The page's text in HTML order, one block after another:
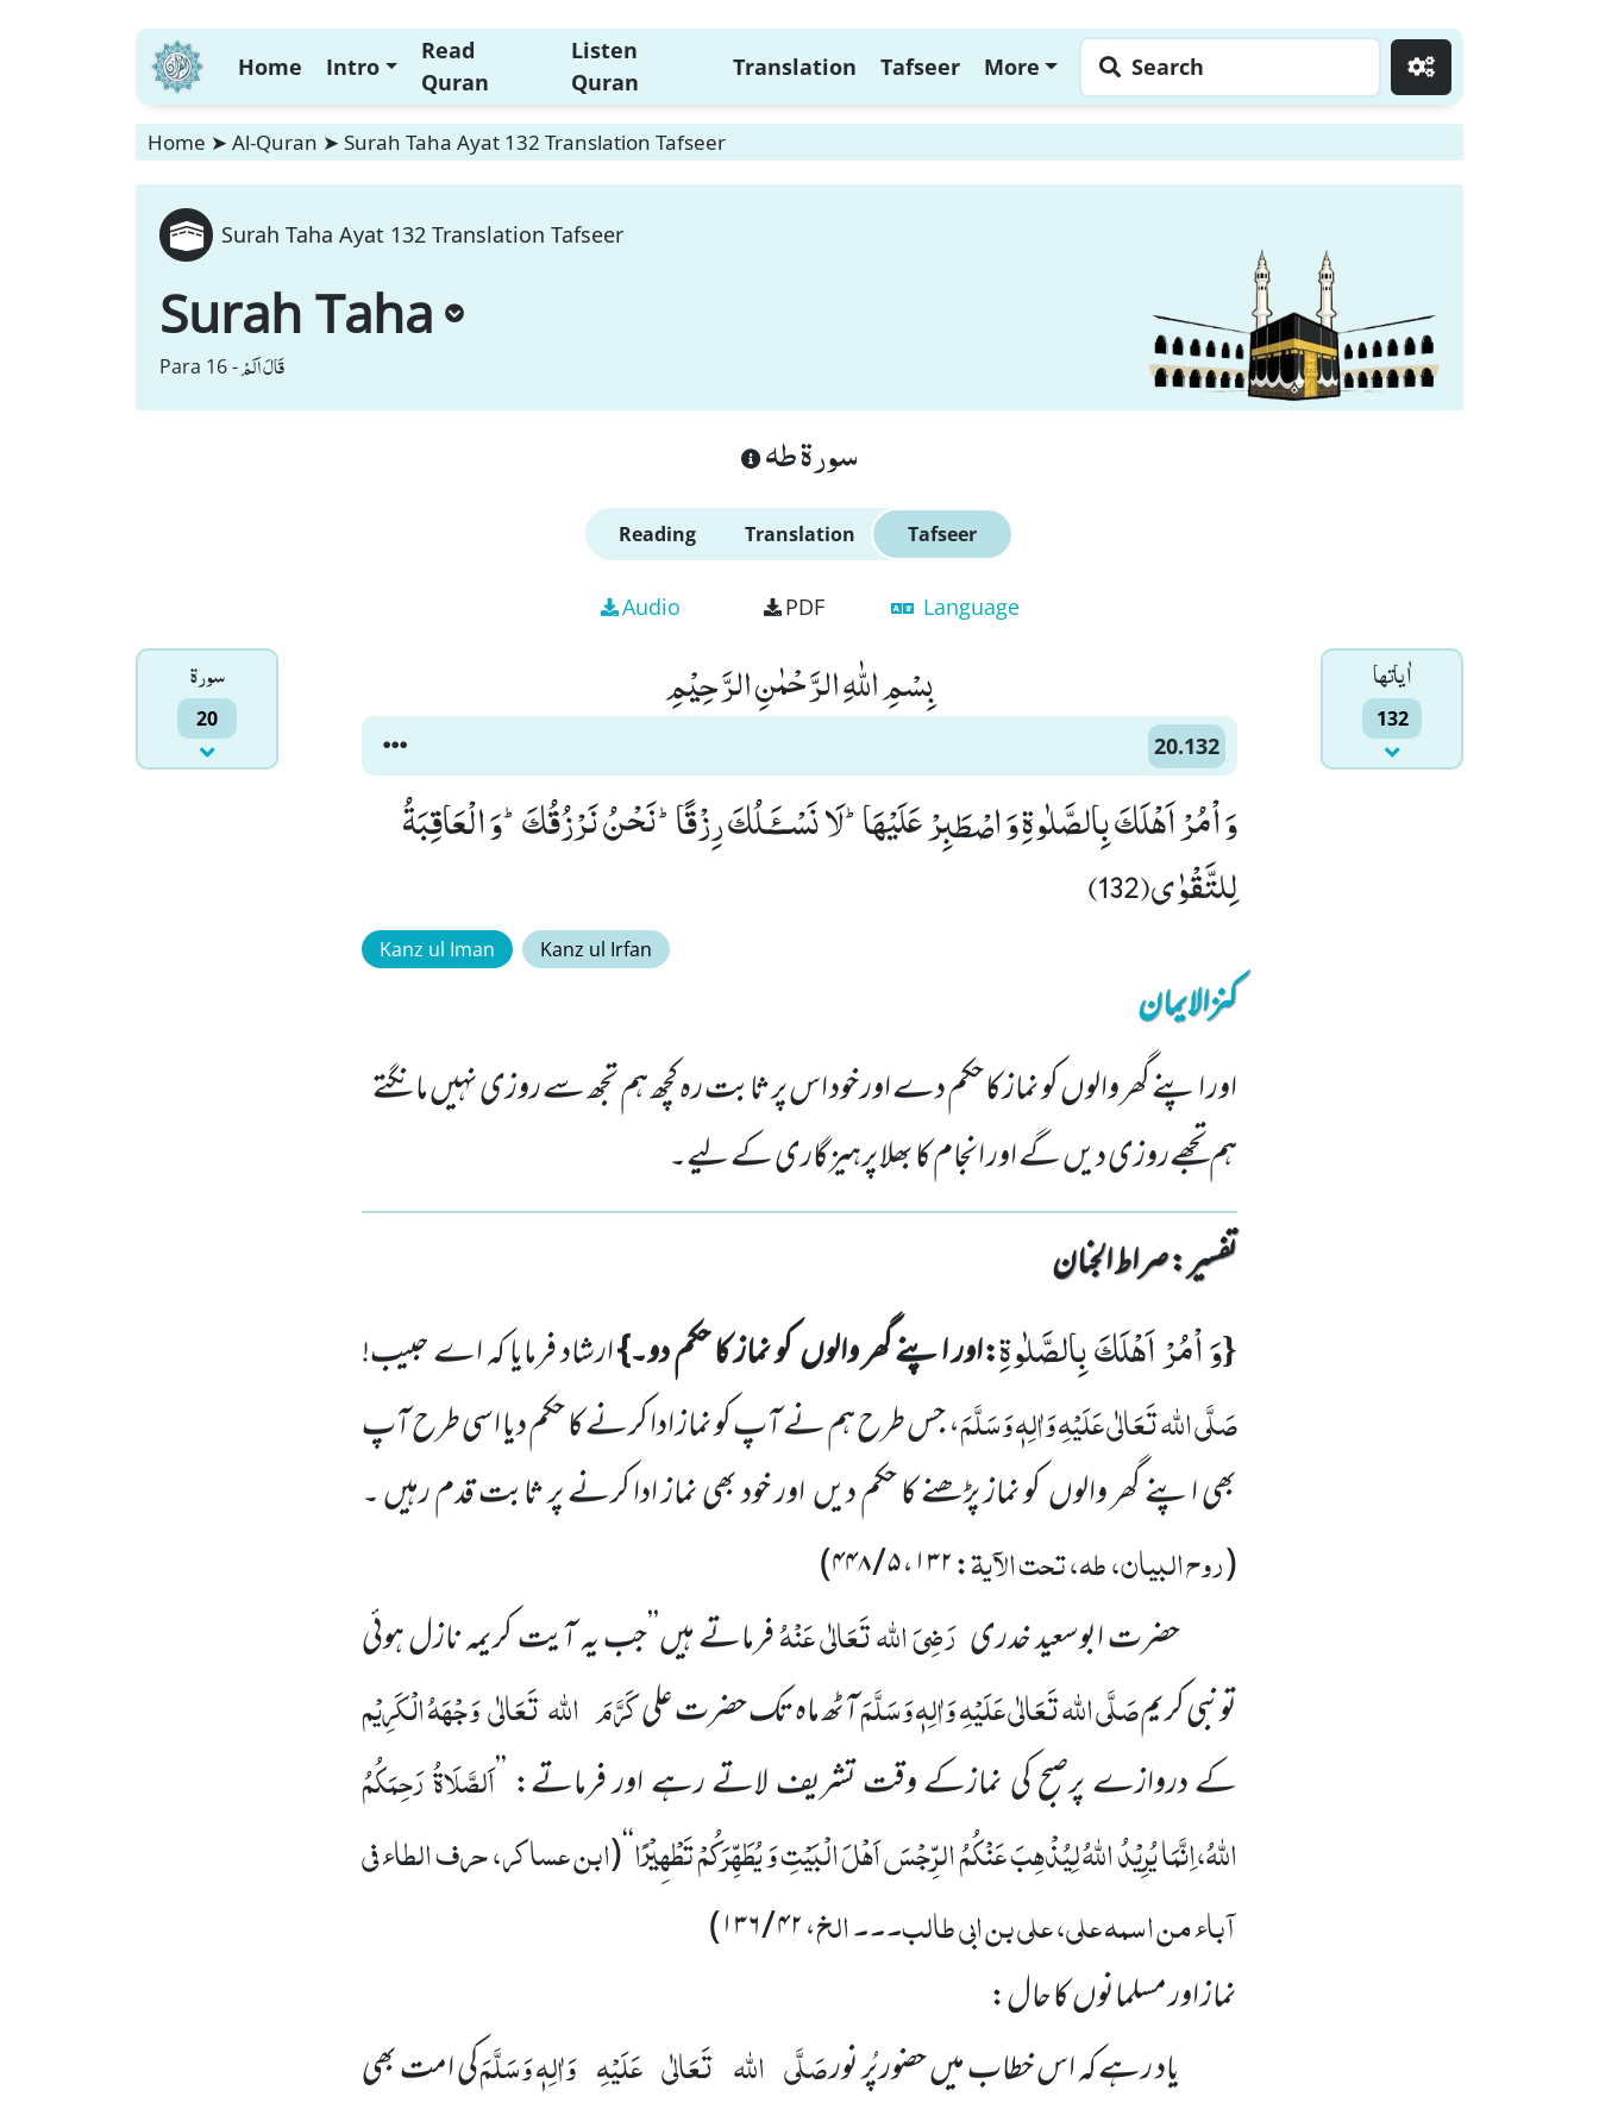
Home Intro
Read
Quran
Listen
Quran
Translation Tafseer More Search
Home ➤ Al-Quran ➤ Surah Taha Ayat 132 Translation Tafseer
Surah Taha Ayat 132 Translation Tafseer
Surah Taha
Para 16 -قَالَ اَلَمْ
سورة طه
Reading Translation Tafseer
Audio PDF Language
سورۃ
20
اٰياتها
132
بِسْمِ اللّٰهِ الرَّحْمٰنِ الرَّحِیْمِ
20.132
وَ اْمُرْ اَهْلَكَ بِالصَّلٰوةِ وَ اصْطَبِرْ عَلَیْهَاؕ-لَا نَسْــٴَـلُكَ رِزْقًاؕ-نَحْنُ نَرْزُقُكَؕ-وَ الْعَاقِبَةُ
لِلتَّقْوٰى(132)
Kanz ul Iman Kanz ul Irfan
کنزالایمان
اور اپنے گھر والوں کو نماز کا حکم دے اور خود اس پر ثابت رہ کچھ ہم تجھ سے روزی نہیں مانگتے
ہم تجھےروزی دیں گے اور انجام کا بھلا پرہیزگاری کے لیے۔
تفسیر : ‎صراط الجنان
{وَ اْمُرْ اَهْلَكَ بِالصَّلٰوةِ:اور اپنے گھر والوں کو نماز کا حکم دو۔}ارشاد فرمایا کہ اے حبیب!
صَلَّی اللہ تَعَالٰی عَلَیْہِ وَاٰلِہٖ وَسَلَّمَ، جس طرح ہم نے آپ کو نماز ادا کرنے کا حکم دیا اسی طرح آپ
بھی اپنے گھر والوں کو نماز پڑھنے کا حکم دیں اور خود بھی نماز ادا کرنے پر ثابت قدم رہیں ۔
(روح البیان، طہ، تحت الآیۃ:۱۳۲،۵ / ۴۴۸
)
حضرت ابوسعید خدری رَضِیَ اللہ تَعَالٰی عَنْہُفرماتے ہیں’’جب یہ آیت کریمہ نازل ہوئی
تونبی کریمصَلَّی اللہ تَعَالٰی عَلَیْہِ وَاٰلِہٖ وَسَلَّمَآٹھ ماہ تک حضرت علیکَرَّمَ اللہتَعَالٰیوَجْہَہُ الْکَرِیْم
کے دروازے پرصبح کی نمازکے وقت تشریف لاتے رہے اور فرماتے: ’’اَلصَّلَاۃُ رَحِمَکُمُ
اللّٰہُ،اِنَّمَا یُرِیْدُ اللّٰهُ لِیُذْهِبَ عَنْكُمُ الرِّجْسَ اَهْلَ الْبَیْتِ وَ یُطَهِّرَكُمْ تَطْهِیْرًا‘‘
(ابن عساکر، حرف الطاء فی
آباء من اسمہ علی، علی بن ابی طالب۔۔۔ الخ،۴۲ / ۱۳۶
)
نماز اور مسلمانوں کا حال:
یاد رہے کہ اس خطاب میں حضور پُر نورصَلَّی اللہ تَعَالٰی عَلَیْہِ وَاٰلِہٖ وَسَلَّمَکی امت بھی